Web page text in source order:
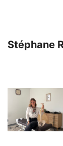
Stéphane